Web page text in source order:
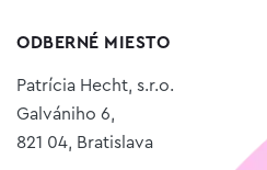
ODBERNÉ MIESTO
Patrícia Hecht, s.r.o.
Galvániho 6,
821 04, Bratislava